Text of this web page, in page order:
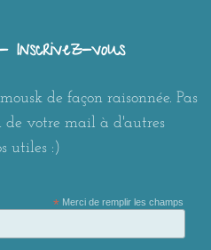
Inscrivez-vous
de façon raisonnée. Pas
de votre mail à d'autres
utiles :)
*Merci de remplir les champs